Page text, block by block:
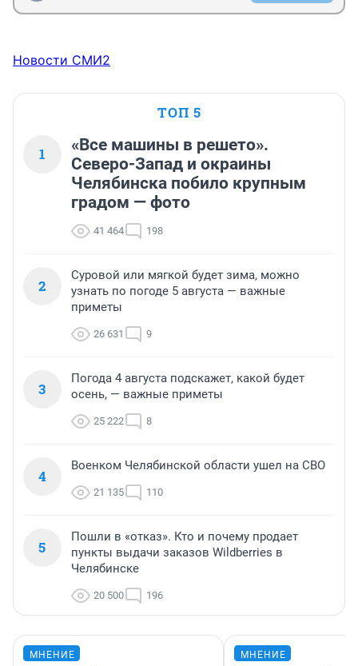
Новости СМИ2
ТОП 5
1
«Все машины в решето».
Северо-Запад и окраины
Челябинска побило крупным
градом — фото
41 464 198
2
Суровой или мягкой будет зима, можно
узнать по погоде 5 августа — важные
приметы
26 631 9
3
Погода 4 августа подскажет, какой будет
осень, — важные приметы
25 222 8
4
Военком Челябинской области ушел на СВО
21 135 110
5
Пошли в «отказ». Кто и почему продает
пункты выдачи заказов Wildberries в
Челябинске
20 500 196
МНЕНИЕ МНЕНИЕ